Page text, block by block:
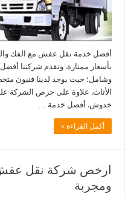
أفضل خدمة نقل عفش مع الفك
بأسعار ممتازة. وتقدم شركتنا
وشامل؛ حيث يوجد لدينا فنيون
الأثاث. علاوة على حرص الشركة
خدوش. أفضل خدمة …
أكمل القراءة »
ارخص شركة نقل عفش
ومجربة